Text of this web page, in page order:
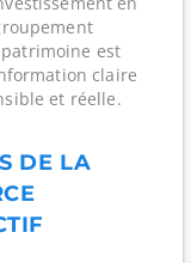
est
claire
et réelle.
DE LA